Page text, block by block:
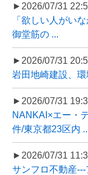
►2026/07/31
「欲しい人がい
御堂筋の ...
►2026/07/31
岩田地崎建設、
►2026/07/31
NANKAI×エー・
件/東京都23区内
►2026/07/31
サンフロ不動産